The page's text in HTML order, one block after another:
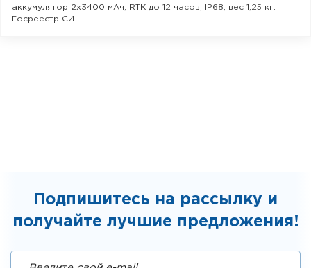
аккумулятор 2x3400 мАч, RTK до 12 часов, IP68, вес 1,25 кг.
Госреестр СИ
Подпишитесь на рассылку и
получайте лучшие предложения!